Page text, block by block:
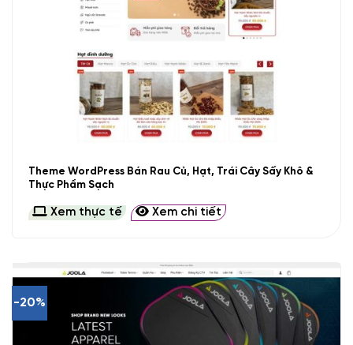
Theme WordPress Bán Rau Củ, Hạt, Trái Cây Sấy Khô &
Thực Phẩm Sạch
Xem thực tế Xem chi tiết
-20%